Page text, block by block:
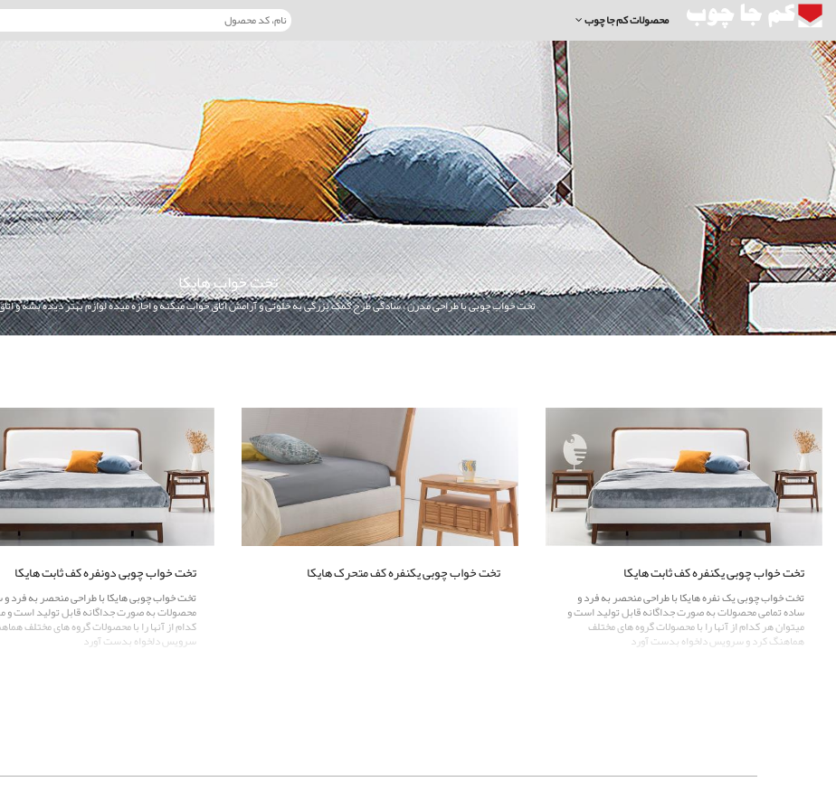
محصولات کم جا چوب
تخت خواب هایکا
تخت خواب چوبی با طراحی مدرن ، سادگی طرح کمک بزرگی به خلوتی و آرامش اتاق خواب میکنه و اجازه میده لوازم بهتر دیده بشه و
تخت خواب چوبی یکنفره کف ثابت هایکا
تخت خواب چوبی یک نفره هایکا با طراحی منحصر به فرد و
ساده تمامی محصولات به صورت جداگانه قابل تولید است و
میتوان هر کدام از آنها را با محصولات گروه های مختلف
هماهنگ کرد و سرویس دلخواه بدست آورد
تخت خواب چوبی یکنفره کف متحرک هایکا تخت خواب چوبی دونفره کف ثابت هایکا
تخت خواب چوبی هایکا با طراحی منحصر به فرد و
محصولات به صورت جداگانه قابل تولید است و
کدام از آنها را با محصولات گروه های مختلف
سرویس دلخواه بدست آورد